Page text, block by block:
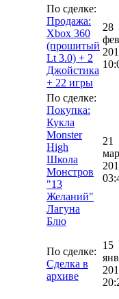
По сделке:
Продажа:
Xbox 360
(прошитый
Lt 3.0) + 2
Джойстика
+ 22 игры
28
фев
По сделке:
Покупка:
Кукла
Monster
High
Школа
Монстров
"13
Желаний"
Лагуна
Блю
21
По сделке:
Сделка в
архиве
15
янв